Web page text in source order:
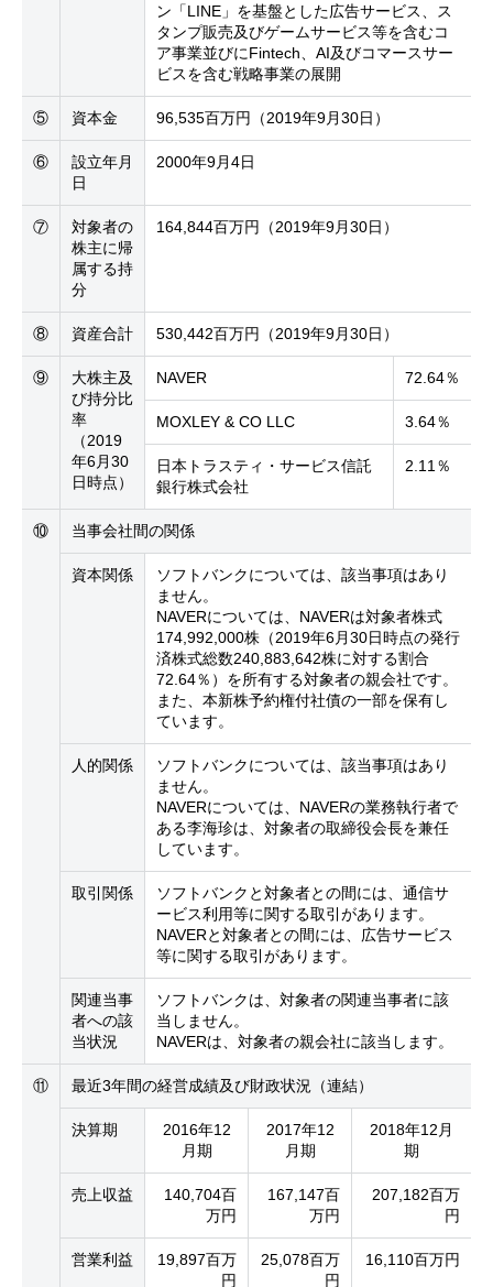
ン「LINE」を基盤とした広告サービス、ス
タンプ販売及びゲームサービス等を含むコ
ア事業並びにFintech、AI及びコマースサー
ビスを含む戦略事業の展開
⑤ 資本金 96,535百万円（2019年9月30日）
⑥
設立年月
日
2000年9月4日
⑦
対象者の
株主に帰
属する持
分
164,844百万円（2019年9月30日）
⑧ 資産合計 530,442百万円（2019年9月30日）
⑨
大株主及
び持分比
率
（2019
年6月30
日時点）
NAVER 72.64％
MOXLEY & CO LLC 3.64％
日本トラスティ・サービス信託
銀行株式会社
2.11％
⑩ 当事会社間の関係
資本関係
ソフトバンクについては、該当事項はあり
ません。
NAVERについては、NAVERは対象者株式
174,992,000株（2019年6月30日時点の発行
済株式総数240,883,642株に対する割合
72.64％）を所有する対象者の親会社です。
また、本新株予約権付社債の一部を保有し
ています。
人的関係
ソフトバンクについては、該当事項はあり
ません。
NAVERについては、NAVERの業務執行者で
ある李海珍は、対象者の取締役会長を兼任
しています。
取引関係
ソフトバンクと対象者との間には、通信サ
ービス利用等に関する取引があります。
NAVERと対象者との間には、広告サービス
等に関する取引があります。
関連当事
者への該
当状況
ソフトバンクは、対象者の関連当事者に該
当しません。
NAVERは、対象者の親会社に該当します。
⑪ 最近3年間の経営成績及び財政状況（連結）
決算期
2016年12
月期
2017年12
月期
2018年12月
期
売上収益
140,704百
万円
167,147百
万円
207,182百万
円
営業利益
19,897百万
円
25,078百万
円
16,110百万円